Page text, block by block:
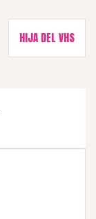
HIJA DEL VHS